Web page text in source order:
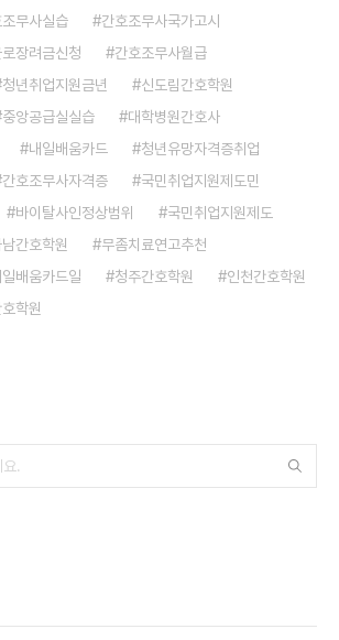
무사실습
간호조무사국가고시
로장려금신청
간호조무사월급
청년취업지원금년
신도림간호학원
중앙공급실실습
대학병원간호사
내일배움카드
청년유망자격증취업
간호조무사자격증
국민취업지원제도민
바이탈사인정상범위
국민취업지원제도
남간호학원
무좀치료연고추천
일배움카드일 청주간호학원
인천간호학원
학원